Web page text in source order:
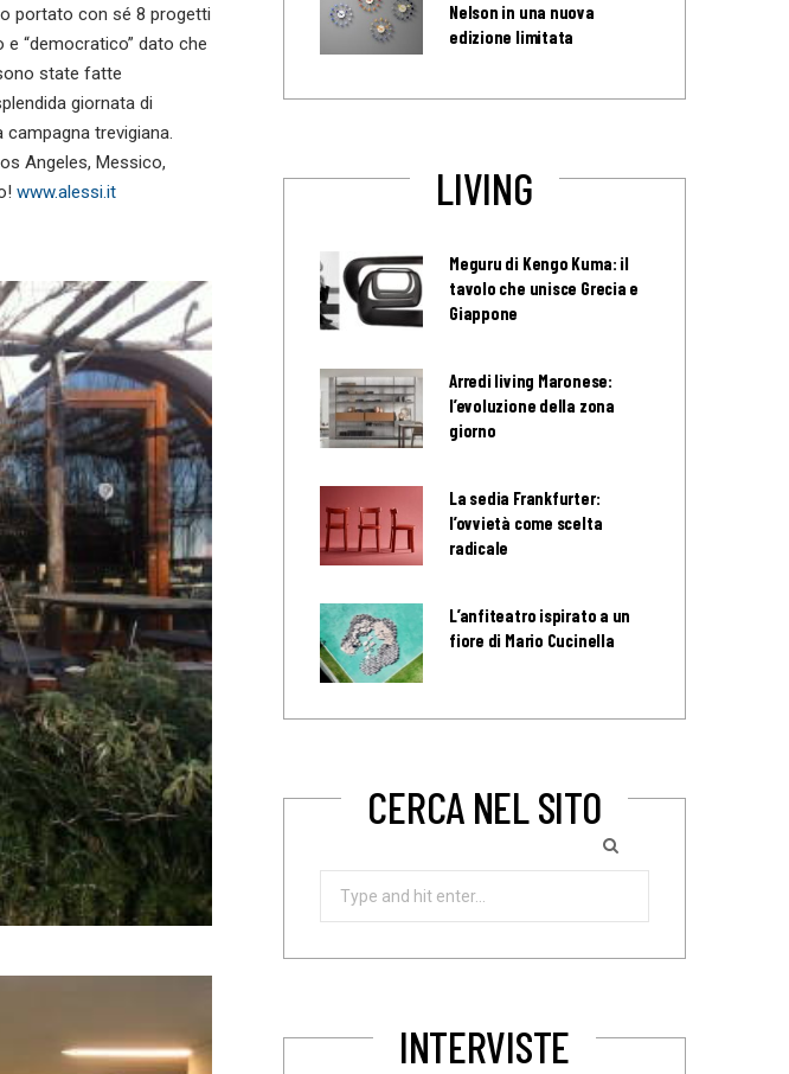
portato con sé 8 progetti
“democratico” dato che
state fatte
giornata di
trevigiana.
Angeles, Messico,
www.alessi.it
Nelson in una nuova
edizione limitata
LIVING
Meguru di Kengo Kuma: il
tavolo che unisce Grecia e
Giappone
Arredi living Maronese:
l’evoluzione della zona
giorno
La sedia Frankfurter:
l’ovvietà come scelta
radicale
L’anfiteatro ispirato a un
fiore di Mario Cucinella
CERCA NEL SITO
Search
INTERVISTE